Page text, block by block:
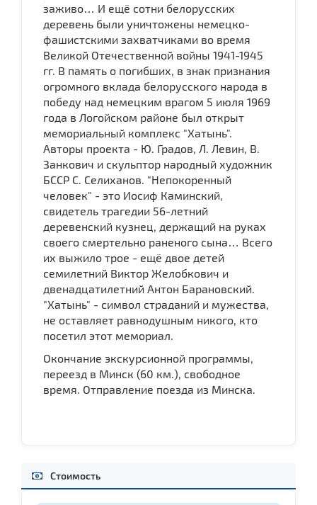
заживо… И ещё сотни белорусских
деревень были уничтожены немецко-
фашистскими захватчиками во время
Великой Отечественной войны 1941-1945
гг. В память о погибших, в знак признания
огромного вклада белорусского народа в
победу над немецким врагом 5 июля 1969
года в Логойском районе был открыт
мемориальный комплекс "Хатынь".
Авторы проекта - Ю. Градов, Л. Левин, В.
Занкович и скульптор народный художник
БССР С. Селиханов. "Непокоренный
человек" - это Иосиф Каминский,
свидетель трагедии 56-летний
деревенский кузнец, держащий на руках
своего смертельно раненого сына… Всего
их выжило трое - ещё двое детей
семилетний Виктор Желобкович и
двенадцатилетний Антон Барановский.
"Хатынь" - символ страданий и мужества,
не оставляет равнодушным никого, кто
посетил этот мемориал.
Окончание экскурсионной программы,
переезд в Минск (60 км.), свободное
время. Отправление поезда из Минска.
Стоимость